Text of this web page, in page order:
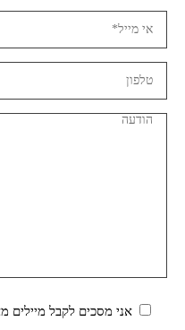
אני מסכים לקבל מיילים